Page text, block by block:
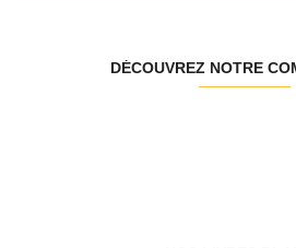
DÉCOUVREZ NOTRE